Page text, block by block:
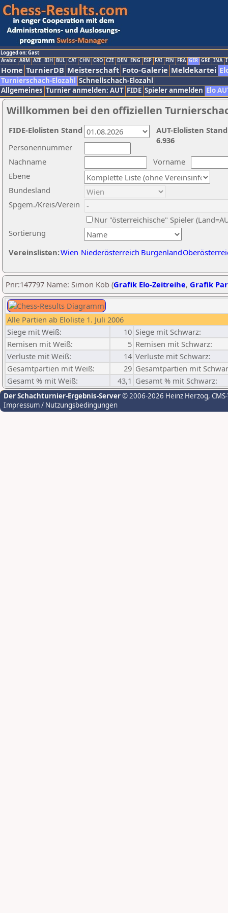
Logged on: Gast
Arabic ARM AZE BIH BUL CAT CHN CRO CZE DEN ENG ESP FAI FIN FRA GER GRE INA
Home TurnierDB Meisterschaft Foto-Galerie Meldekartei
Turnierschach-Elozahl Schnellschach-Elozahl
Allgemeines Turnier anmelden: AUT FIDE Spieler anmelden Elo
Willkommen bei den offiziellen
Nachname
Vorname
Ebene
Sortierung
Personennummer
Bundesland
Spgem./Kreis/Verein
Nur "österreichische" Spieler
Vereinslisten:Wien Niederösterreich Burgenland
AUT-Elolisten
6.936
FIDE-Elolisten Stand
Pnr:147797 Name: Simon Köb (Grafik Elo-Zeitreihe, Grafik
Alle Partien ab Eloliste 1. Juli 2006
Siege mit Weiß:
10 Siege mit Schwarz:
Remisen mit Weiß:
5 Remisen mit Schwarz:
Verluste mit Weiß:
14 Verluste mit Schwarz:
Gesamtpartien mit Weiß:
29 Gesamtpartien mit
Gesamt % mit Weiß:
43,1 Gesamt % mit Schwarz:
Der Schachturnier-Ergebnis-Server© 2006-2026 Heinz Herzog,
Impressum / Nutzungsbedingungen